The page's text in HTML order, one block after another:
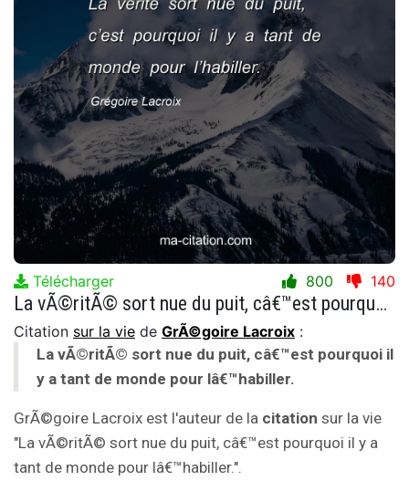
Télécharger 800 140
La vÃ©ritÃ© sort nue du puit, câ€™est pourquoi il y a tant de monde pour lâ€™habiller.
Citation sur la vie de GrÃ©goire Lacroix :
La vÃ©ritÃ© sort nue du puit, câ€™est pourquoi il
y a tant de monde pour lâ€™habiller.
GrÃ©goire Lacroix est l'auteur de la citation sur la vie
"La vÃ©ritÃ© sort nue du puit, câ€™est pourquoi il y a
tant de monde pour lâ€™habiller.".